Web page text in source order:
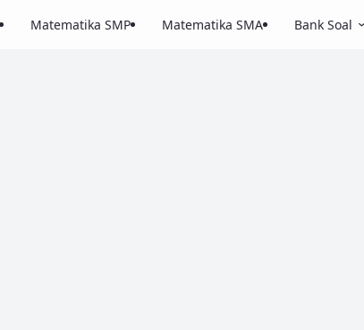
Matematika SMP Matematika SMA Bank Soal